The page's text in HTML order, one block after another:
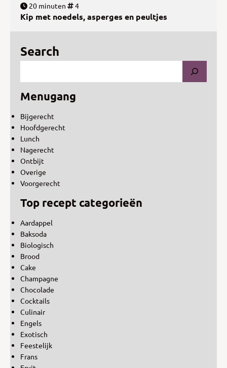
20 minuten 4
Kip met noedels, asperges en peultjes
Search
Menugang
Bijgerecht
Hoofdgerecht
Lunch
Nagerecht
Ontbijt
Overige
Voorgerecht
Top recept categorieën
Aardappel
Baksoda
Biologisch
Brood
Cake
Champagne
Chocolade
Cocktails
Culinair
Engels
Exotisch
Feestelijk
Frans